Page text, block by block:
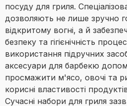
посуду для гриля.
дозволяють не лише зручно
відкритому вогні, а й
безпеку та гігієнічність
використання підручних
аксесуари для барбекю
просмажити м'ясо, овочі та
корисні властивості
Сучасні набори для гриля